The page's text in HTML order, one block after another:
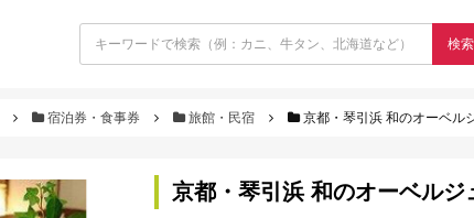
検索
宿泊券・食事券 旅館・民宿 京都・琴引浜 和のオーベ
京都・琴引浜 和のオーベル